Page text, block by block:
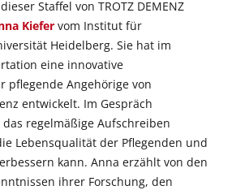
Staffel von TROTZ DEMENZ
Kiefer vom Institut für
Heidelberg. Sie hat im
eine innovative
pflegende Angehörige von
entwickelt. Im Gespräch
regelmäßige Aufschreiben
Lebensqualität der Pflegenden und
kann. Anna erzählt von den
ihrer Forschung, den